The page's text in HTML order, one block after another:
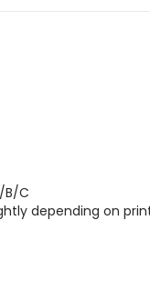
B/C
depending on